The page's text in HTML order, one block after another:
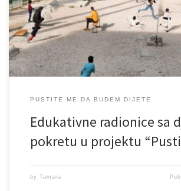
dijete“. Glavni cilj projekta je poboljšanje
mladih u gradu Bihaću i djece u privremenim
Sedra i […]
PUSTITE ME DA BUDEM DIJETE
Edukativne radionice sa
pokretu u projektu
by Tamara